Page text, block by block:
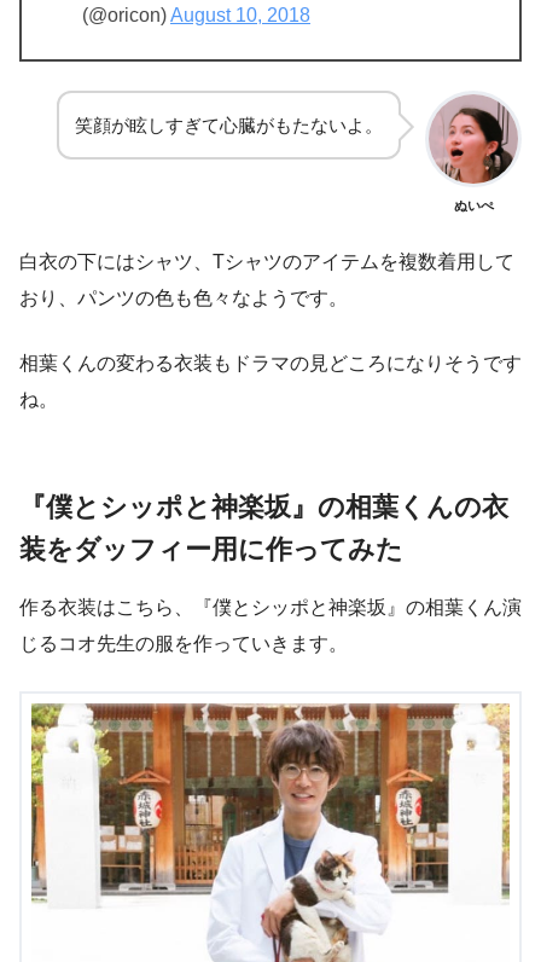
(@oricon)August 10, 2018
笑顔が眩しすぎて心臓がもたないよ。
ぬいぺ
白衣の下にはシャツ、 Tシャツのアイテムを複数着用して
おり、パンツの色も色々なようです。
相葉くんの変わる衣装もドラマの見どころになりそうです
ね。
『僕とシッポと神楽坂』の相葉くんの衣
装をダッフィー用に作ってみた
作る衣装はこちら、『僕とシッポと神楽坂』の相葉くん演
じるコオ先生の服を作っていきます。